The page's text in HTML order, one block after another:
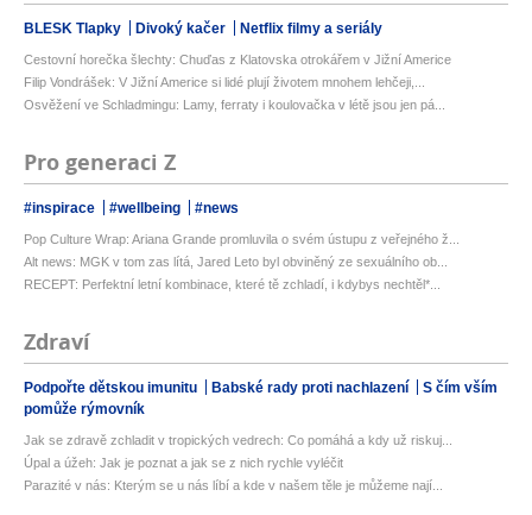
BLESK Tlapky Divoký kačer Netflix filmy a seriály
Cestovní horečka šlechty: Chuďas z Klatovska otrokářem v Jižní Americe
Filip Vondrášek: V Jižní Americe si lidé plují životem mnohem lehčeji,...
Osvěžení ve Schladmingu: Lamy, ferraty i koulovačka v létě jsou jen pá...
Pro generaci Z
#inspirace #wellbeing #news
Pop Culture Wrap: Ariana Grande promluvila o svém ústupu z veřejného ž...
Alt news: MGK v tom zas lítá, Jared Leto byl obviněný ze sexuálního ob...
RECEPT: Perfektní letní kombinace, které tě zchladí, i kdybys nechtěl*...
Zdraví
Podpořte dětskou imunitu Babské rady proti nachlazení
S čím vším
pomůže rýmovník
Jak se zdravě zchladit v tropických vedrech: Co pomáhá a kdy už riskuj...
Úpal a úžeh: Jak je poznat a jak se z nich rychle vyléčit
Parazité v nás: Kterým se u nás líbí a kde v našem těle je můžeme nají...